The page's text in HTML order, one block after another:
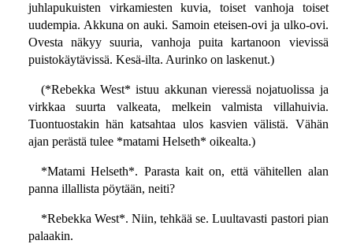
juhlapukuisten virkamiesten kuvia, toiset vanhoja toiset
uudempia. Akkuna on auki. Samoin eteisen-ovi ja ulko-ovi.
Ovesta näkyy suuria, vanhoja puita kartanoon vievissä
puistokäytävissä. Kesä-ilta. Aurinko on laskenut.)
(*Rebekka West* istuu akkunan vieressä nojatuolissa ja
virkkaa suurta valkeata, melkein valmista villahuivia.
Tuontuostakin hän katsahtaa ulos kasvien välistä. Vähän
ajan perästä tulee *matami Helseth* oikealta.)
*Matami Helseth*. Parasta kait on, että vähitellen alan
panna illallista pöytään, neiti?
*Rebekka West*. Niin, tehkää se. Luultavasti pastori pian
palaakin.